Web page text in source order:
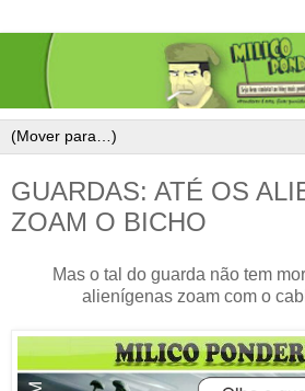
GUARDAS: ATÉ OS
ZOAM O BICHO
Mas o tal do guarda não tem
alienígenas zoam com o